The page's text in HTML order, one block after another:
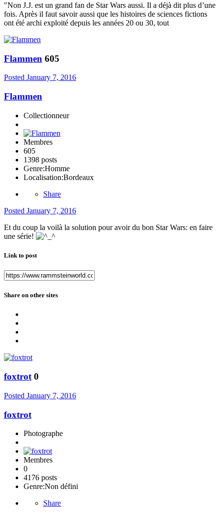
"Non J.J. est un grand fan de Star Wars aussi. Il a déjà dit plus d’une
fois. Après il faut savoir aussi que les histoires de sciences fictions
ont été archi exploité depuis les années 20 ou 30, tout
Flammen 605
Posted January 7, 2016
Flammen
Collectionneur
Membres
605
1398 posts
Genre:Homme
Localisation:Bordeaux
Share
Posted January 7, 2016
Et du coup la voilà la solution pour avoir du bon Star Wars: en faire
une série!
Link to post
Share on other sites
foxtrot 0
Posted January 7, 2016
foxtrot
Photographe
Membres
0
4176 posts
Genre:Non défini
Share